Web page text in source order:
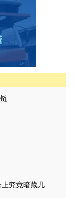
究竟暗藏几